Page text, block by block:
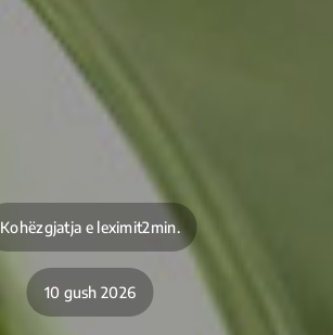
Kohëzgjatja e leximit2min.
10 gush 2026